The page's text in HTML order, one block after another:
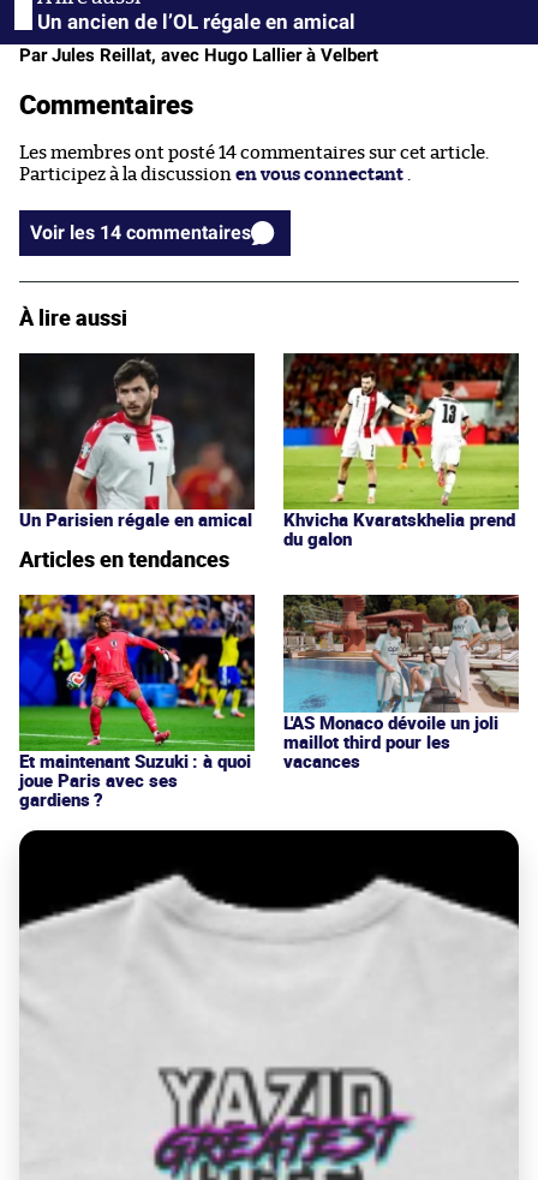
Un ancien de l’OL régale en amical
Par Jules Reillat, avec Hugo Lallier à Velbert
Commentaires
Les membres ont posté 14 commentaires sur cet article.
Participez à la discussion en vous connectant
Voir les 14 commentaires
À lire aussi
Un Parisien régale en amical
Khvicha Kvaratskhelia prend
du galon
Articles en tendances
Et maintenant Suzuki : à quoi
joue Paris avec ses
gardiens ?
L'AS Monaco dévoile un joli
maillot third pour les
vacances